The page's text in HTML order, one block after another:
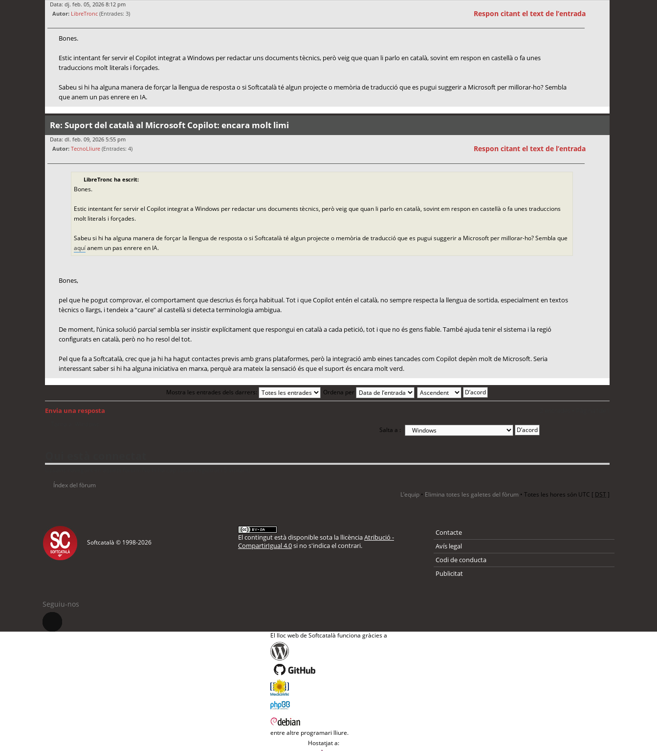
Data: dj. feb. 05, 2026 8:12 pm
Autor: LibreTronc (Entrades: 3) Respon citant el text de l’entrada
Bones.
Estic intentant fer servir el Copilot integrat a Windows per redactar uns documents tècnics, però veig que quan li parlo en català, sovint em respon en castellà o fa unes
traduccions molt literals i forçades.
Sabeu si hi ha alguna manera de forçar la llengua de resposta o si Softcatalà té algun projecte o memòria de traducció que es pugui suggerir a Microsoft per millorar-ho? Sembla
que anem un pas enrere en IA.
Re: Suport del català al Microsoft Copilot: encara molt limi
Data: dl. feb. 09, 2026 5:55 pm
Autor: TecnoLliure (Entrades: 4) Respon citant el text de l’entrada
LibreTronc ha escrit:
Bones.
Estic intentant fer servir el Copilot integrat a Windows per redactar uns documents tècnics, però veig que quan li parlo en català, sovint em respon en castellà o fa unes traduccions
molt literals i forçades.
Sabeu si hi ha alguna manera de forçar la llengua de resposta o si Softcatalà té algun projecte o memòria de traducció que es pugui suggerir a Microsoft per millorar-ho? Sembla que
aquíanem un pas enrere en IA.
Bones,
pel que he pogut comprovar, el comportament que descrius és força habitual. Tot i que Copilot entén el català, no sempre respecta la llengua de sortida, especialment en textos
tècnics o llargs, i tendeix a “caure” al castellà si detecta terminologia ambigua.
De moment, l’única solució parcial sembla ser insistir explícitament que respongui en català a cada petició, tot i que no és gens fiable. També ajuda tenir el sistema i la regió
configurats en català, però no ho resol del tot.
Pel que fa a Softcatalà, crec que ja hi ha hagut contactes previs amb grans plataformes, però la integració amb eines tancades com Copilot depèn molt de Microsoft. Seria
interessant saber si hi ha alguna iniciativa en marxa, perquè ara mateix la sensació és que el suport és encara molt verd.
Mostra les entrades dels darrers: Ordena per
Envia una resposta
Salta a :
Índex del fòrum
L’equip • Elimina totes les galetes del fòrum • Totes les hores són UTC [ DST]
Softcatalà © 1998-2026
El contingut està disponible sota la llicènciaAtribució -
CompartirIgual 4.0si no s'indica el contrari.
Contacte
Avís legal
Codi de conducta
Publicitat
Seguiu-nos
El lloc web de Softcatalà funciona gràcies a
entre altre programari lliure.
Hostatjat a: